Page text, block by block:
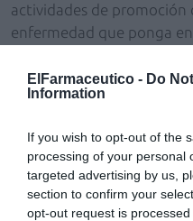
ElFarmaceutico - Do
Information
If you wish to opt-out of the
processing of your personal
targeted advertising by us,
section to confirm your
opt-out request is
actividades de promoción
enfermedad que ponga
Cobertura
Jesús Aguilar ha valorado
cobertura y
promover la detección
complementando así los
se están desarrollando ya